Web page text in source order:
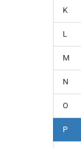
K
L
M
N
O
P